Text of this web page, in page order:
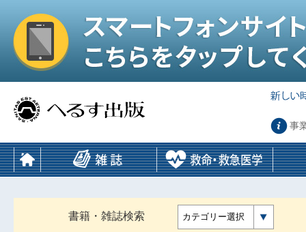
事
書籍・雑誌検索 カテゴリー選択